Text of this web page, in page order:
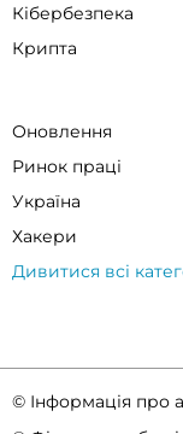
Кібербезпека
Крипта
Оновлення
Ринок праці
Україна
Хакери
Дивитися всі
© Інформація про